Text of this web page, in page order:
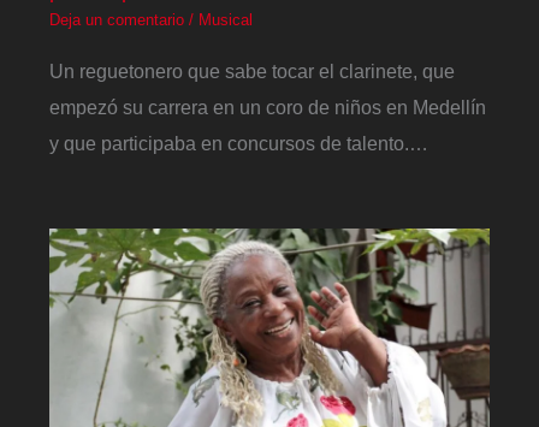
Deja un comentario / Musical
Un reguetonero que sabe tocar el clarinete, que
empezó su carrera en un coro de niños en Medellín
y que participaba en concursos de talento.…